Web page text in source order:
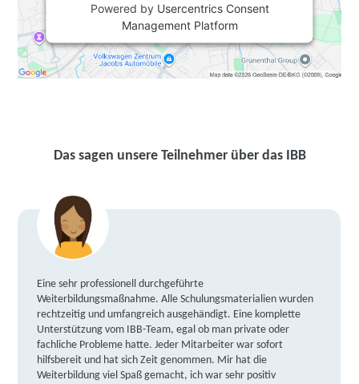
Powered by Usercentrics Consent
Management Platform
Das sagen unsere Teilnehmer über das IBB
Eine sehr professionell durchgeführte
Weiterbildungsmaßnahme. Alle Schulungsmaterialien wurden
rechtzeitig und umfangreich ausgehändigt. Eine komplette
Unterstützung vom IBB-Team, egal ob man private oder
fachliche Probleme hatte. Jeder Mitarbeiter war sofort
hilfsbereit und hat sich Zeit genommen. Mir hat die
Weiterbildung viel Spaß gemacht, ich war sehr positiv